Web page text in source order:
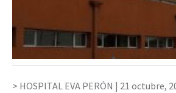
HOSPITAL EVA PERÓN | 21 octubre,